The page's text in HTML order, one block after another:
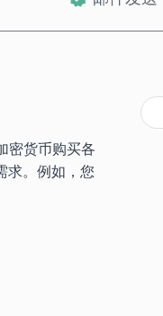
密货币购买各
求。例如，您